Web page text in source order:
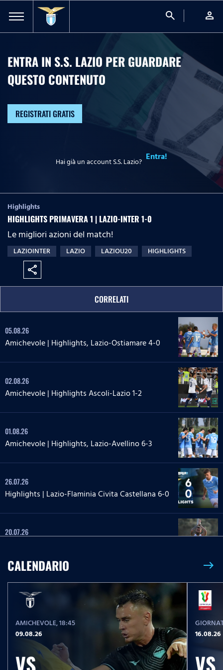
search person
ENTRA IN S.S. LAZIO PER GUARDARE
QUESTO CONTENUTO
REGISTRATI GRATIS
Hai già un account S.S. Lazio? Entra!
Highlights
HIGHLIGHTS PRIMAVERA 1 | LAZIO-INTER 1-0
Le migliori azioni del match!
LAZIOINTER LAZIO LAZIOU20 HIGHLIGHTS
share
CORRELATI
05.08.26
Amichevole | Highlights, Lazio-Ostiamare 4-0
02.08.26
Amichevole | Highlights Ascoli-Lazio 1-2
01.08.26
Amichevole | Highlights, Lazio-Avellino 6-3
26.07.26
Highlights | Lazio-Flaminia Civita Castellana 6-0
20.07.26
24.05.26
Highlights Serie A Enilive | Lazio-Pisa 2-1
17.05.26
Highlights Serie A Women Athora | Fiorentina-
Lazio Women 2-1
CALENDARIO east
AMICHEVOLE, 18:45
09.08.26
VS
16.08.26
VS